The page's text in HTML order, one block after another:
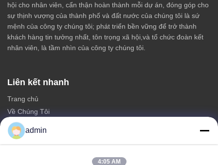
hội cho nhân viên, cẩn thận hoàn thành mỗi dự án, đóng góp cho
sự thịnh vượng của thành phố và đất nước của chúng tôi là sứ
mệnh của công ty chúng tôi; phát triển bền vững để trở thành
khách hàng tin tưởng nhất, tôn trọng xã hội,và tổ chức đoàn kết
nhân viên, là tầm nhìn của công ty chúng tôi.
Liên kết nhanh
Trang chủ
Về Chúng Tôi
các sản phẩm
Liên hệ với chúng tôi
admin
4:05 AM